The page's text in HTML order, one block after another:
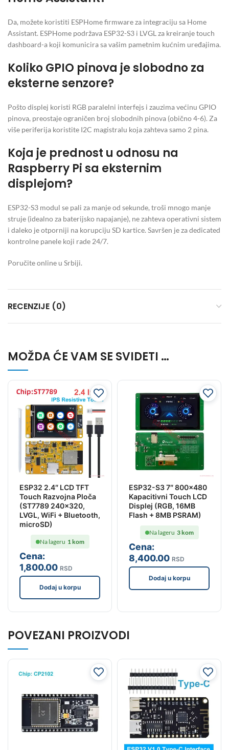
Da, možete koristiti ESPHome firmware za integraciju sa Home
Assistant. ESPHome podržava ESP32-S3 i LVGL za kreiranje touch
dashboard-a koji komunicira sa vašim pametnim kućnim uređajima.
Koliko GPIO pinova je slobodno za
eksterne senzore?
Pošto displej koristi RGB paralelni interfejs i zauzima većinu GPIO
pinova, preostaje ograničen broj slobodnih pinova (obično 4-6). Za
više periferija koristite I2C magistralu koja zahteva samo 2 pina.
Koja je prednost u odnosu na
Raspberry Pi sa eksternim
displejom?
ESP32-S3 modul se pali za manje od sekunde, troši mnogo manje
struje (idealno za baterijsko napajanje), ne zahteva operativni sistem
i daleko je otporniji na korupciju SD kartice. Savršen je za dedicated
kontrolne panele koji rade 24/7.
Poručite online u Srbiji.
RECENZIJE (0)
MOŽDA ĆE VAM SE SVIDETI …
ESP32 2.4″ LCD TFT
Touch Razvojna Ploča
(ST7789 240×320,
LVGL, WiFi + Bluetooth,
microSD)
Cena:
1,800.00 RSD
Na lageru 1 kom
Dodaj u korpu
ESP32-S3 7″ 800×480
Kapacitivni Touch LCD
Displej (RGB, 16MB
Flash + 8MB PSRAM)
Cena:
8,400.00 RSD
Na lageru 3 kom
Dodaj u korpu
POVEZANI PROIZVODI